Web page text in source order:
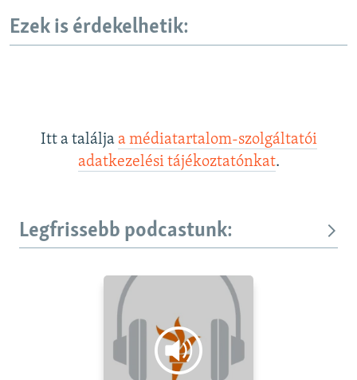
Ezek is érdekelhetik:
Itt a találja a médiatartalom-szolgáltatói
adatkezelési tájékoztatónkat.
Legfrissebb podcastunk: